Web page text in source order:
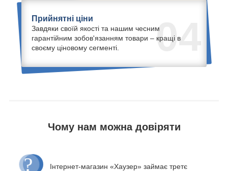
04
Прийнятні ціни
Завдяки своїй якості та нашим чесним
гарантійним зобов'язанням товари – кращі в
своєму ціновому сегменті.
Чому нам можна довіряти
Інтернет-магазин «Хаузер» займає третє